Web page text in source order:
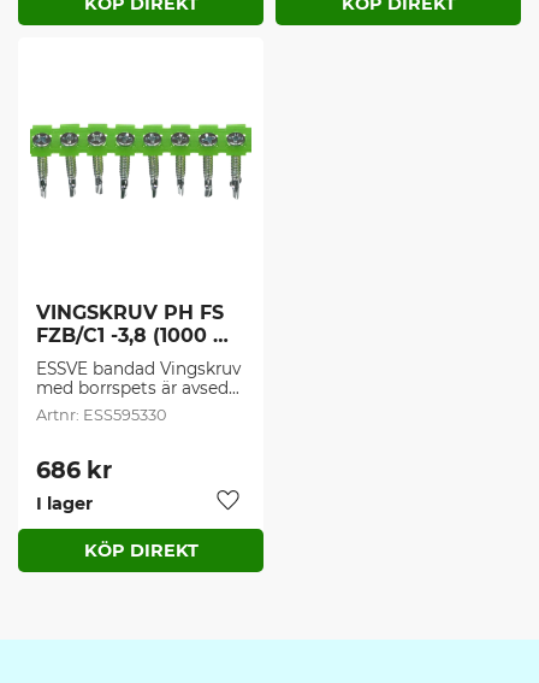
VINGSKRUV PH FS
FZB/C1 -3,8 (1000
st/frp)
ESSVE bandad Vingskruv
med borrspets är avsedd
för montering av trä-
och skivmaterial mot
ESS595330
686 kr
Lägg till i favoriter
I lager